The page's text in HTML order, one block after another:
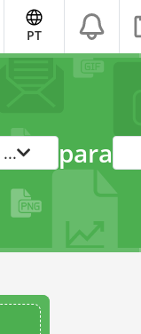
PT
... para